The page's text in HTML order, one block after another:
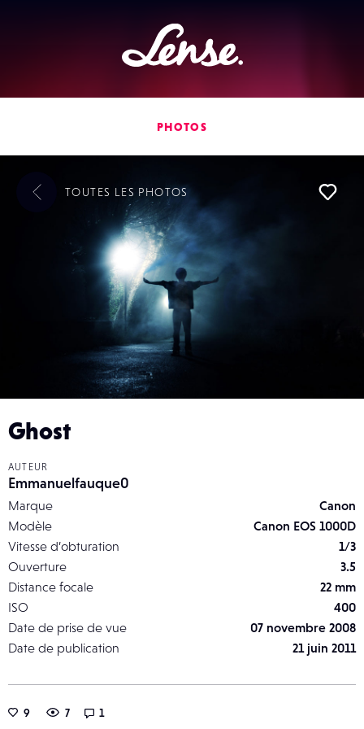
Lense
PHOTOS
Ghost
AUTEUR
Emmanuelfauque0
Marque
Canon
Modèle
Canon EOS 1000D
Vitesse d’obturation
1/3
Ouverture
3.5
Distance focale
22 mm
ISO
400
Date de prise de vue
07 novembre 2008
Date de publication
21 juin 2011
9 7 1
TOUTES LES PHOTOS